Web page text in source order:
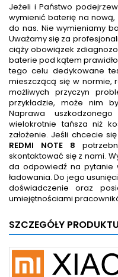
Jeżeli i Państwo
wymienić baterię na
do nas. Nie wymieniamy
Uważamy się za
ciąży obowiązek
baterie pod kątem
tego celu dedykowane
mieszczącą się w normie,
możliwych przyczyn
przykładzie, może nim
Naprawa
wielokrotnie tańsza niż
założenie. Jeśli chcecie
REDMI NOTE 8
skontaktować się z nami.
da odpowiedź na pytanie
ładowania. Do jego
doświadczenie oraz
umiejętnościami
SZCZEGÓŁY PRODUKTU